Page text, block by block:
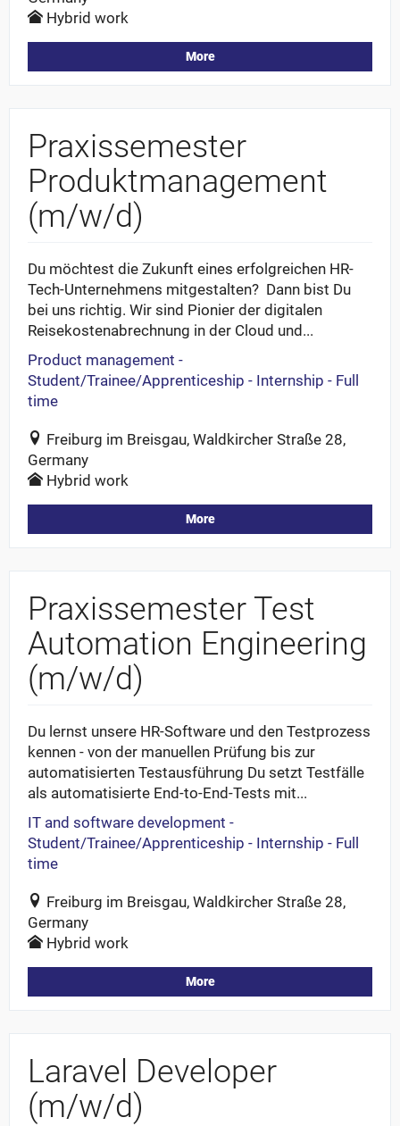
Hybrid work
More
Praxissemester
Produktmanagement
(m/w/d)
Du möchtest die Zukunft eines erfolgreichen HR-
Tech-Unternehmens mitgestalten? Dann bist Du
bei uns richtig. Wir sind Pionier der digitalen
Reisekostenabrechnung in der Cloud und...
Product management -
Student/Trainee/Apprenticeship - Internship - Full
time
Freiburg im Breisgau, Waldkircher Straße 28,
Germany
Hybrid work
More
Praxissemester Test
Automation Engineering
(m/w/d)
Du lernst unsere HR-Software und den Testprozess
kennen - von der manuellen Prüfung bis zur
automatisierten Testausführung Du setzt Testfälle
als automatisierte End-to-End-Tests mit...
IT and software development -
Student/Trainee/Apprenticeship - Internship - Full
time
Freiburg im Breisgau, Waldkircher Straße 28,
Germany
Hybrid work
More
Laravel Developer
(m/w/d)